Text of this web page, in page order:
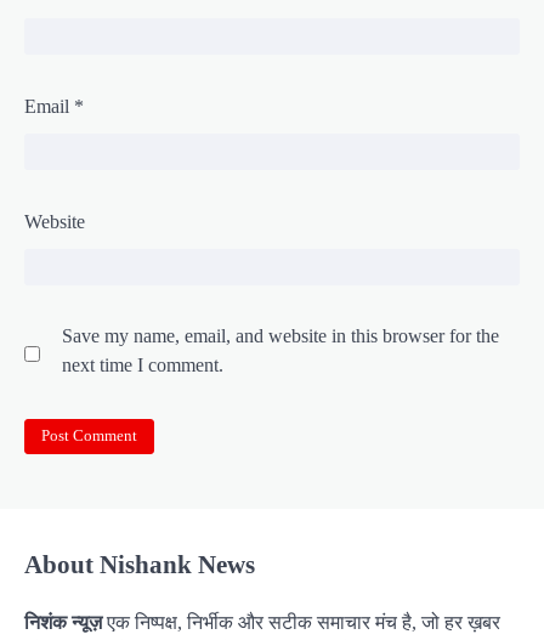
Email *
Website
Save my name, email, and website in this browser for the
next time I comment.
About Nishank News
निशंक न्यूज़एक निष्पक्ष, निर्भीक और सटीक समाचार मंच है, जो हर ख़बर